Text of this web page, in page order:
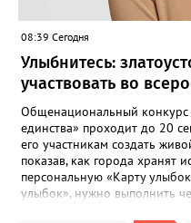
08:39 Сегодня
Улыбнитесь:
участвовать во
Общенациональный конкурс
единства» проходит до 20
его участникам создать
показав, как города хранят
персональную «Карту
улыбок», нужно выполнить